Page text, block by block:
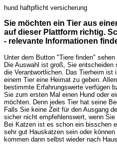
hund haftpflicht versicherung
Sie möchten ein Tier aus
auf dieser Plattform richtig.
- relevante Informationen
Unter dem Button "Tiere finden"
Die Auswahl ist groß, Sie
die Verantwortlichen. Das Tierheim ist
einem Tier eine Heimat zu geben.
bestimmte Erfahrungswerte verfügen
Sie zum ersten Mal einen Hund oder
möchten. Denn jedes Tier hat seine
Falls Sie keine Zeit für den Ausgang
sicher nicht empfehlenswert, wenn
Bei Katzen ist es schon ein bisschen
sehr gut Hauskatzen sein oder
kommen dann selbst wieder nach